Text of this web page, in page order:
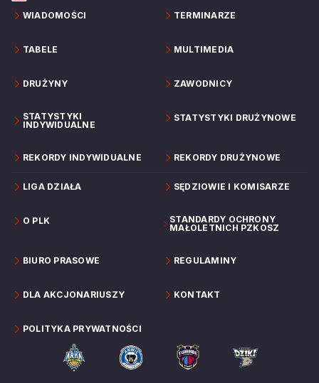
WIADOMOŚCI TERMINARZE
TABELE MULTIMEDIA
DRUŻYNY ZAWODNICY
STATYSTYKI
INDYWIDUALNE
STATYSTYKI DRUŻYNOWE
REKORDY INDYWIDUALNE REKORDY DRUŻYNOWE
LIGA DZIAŁA SĘDZIOWIE I KOMISARZE
O PLK
STANDARDY OCHRONY
MAŁOLETNICH PZKOSZ
BIURO PRASOWE REGULAMINY
DLA AKCJONARIUSZY KONTAKT
POLITYKA PRYWATNOŚCI